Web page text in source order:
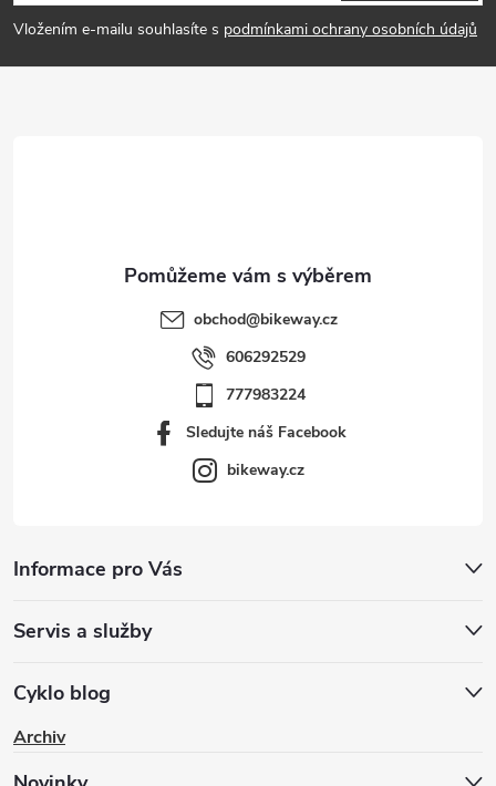
p
a
Vložením e-mailu souhlasíte s podmínkami ochrany osobních údajů
obchod@bikeway.cz
606292529
777983224
Sledujte náš Facebook
bikeway.cz
Informace pro Vás
Servis a služby
Cyklo blog
Archiv